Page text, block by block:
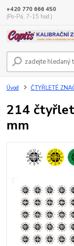
+420 770 666 450
(Po-Pá, 7-15 hod.)
Úvod ČTYŘLETÉ
214
mm